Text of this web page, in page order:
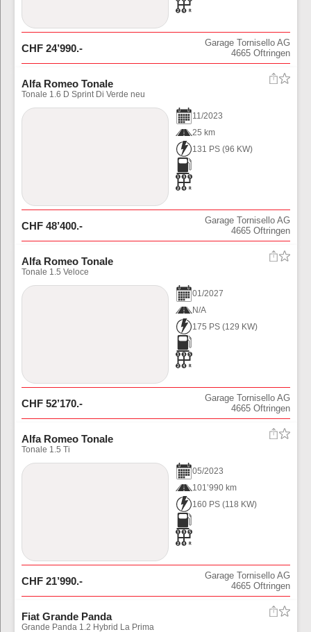
CHF 24’990.-
Garage Tornisello AG
4665 Oftringen
Alfa Romeo Tonale
Tonale 1.6 D Sprint Di Verde neu
11/2023
25 km
131 PS (96 KW)
CHF 48’400.-
Garage Tornisello AG
4665 Oftringen
Alfa Romeo Tonale
Tonale 1.5 Veloce
01/2027
N/A
175 PS (129 KW)
CHF 52’170.-
Garage Tornisello AG
4665 Oftringen
Alfa Romeo Tonale
Tonale 1.5 Ti
05/2023
101’990 km
160 PS (118 KW)
CHF 21’990.-
Garage Tornisello AG
4665 Oftringen
Fiat Grande Panda
Grande Panda 1.2 Hybrid La Prima